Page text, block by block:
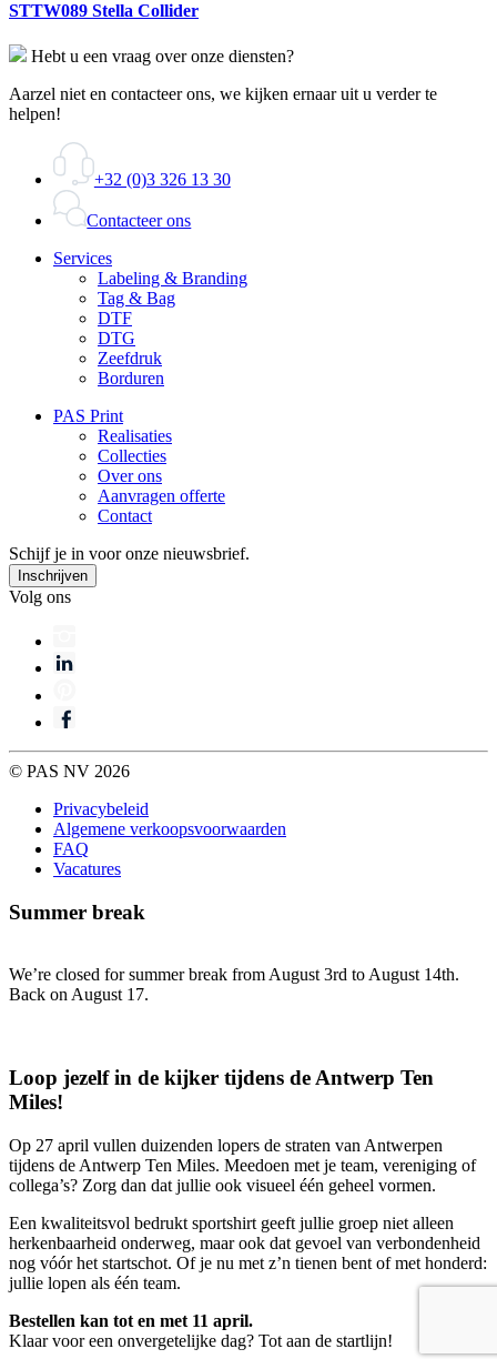
STTW089 Stella Collider
Hebt u een vraag over onze diensten?
Aarzel niet en contacteer ons, we kijken ernaar uit u verder te
helpen!
+32 (0)3 326 13 30
Contacteer ons
Services
Labeling & Branding
Tag & Bag
DTF
DTG
Zeefdruk
Borduren
PAS Print
Realisaties
Collecties
Over ons
Aanvragen offerte
Contact
Schijf je in voor onze nieuwsbrief.
Volg ons
© PAS NV 2026
Privacybeleid
Algemene verkoopsvoorwaarden
FAQ
Vacatures
Summer break
We’re closed for summer break from August 3rd to August 14th.
Back on August 17.
Loop jezelf in de kijker tijdens de Antwerp Ten
Miles!
Op 27 april vullen duizenden lopers de straten van Antwerpen
tijdens de Antwerp Ten Miles. Meedoen met je team, vereniging of
collega’s? Zorg dan dat jullie ook visueel één geheel vormen.
Een kwaliteitsvol bedrukt sportshirt geeft jullie groep niet alleen
herkenbaarheid onderweg, maar ook dat gevoel van verbondenheid
nog vóór het startschot. Of je nu met z’n tienen bent of met honderd:
jullie lopen als één team.
Bestellen kan tot en met 11 april.
Klaar voor een onvergetelijke dag? Tot aan de startlijn!